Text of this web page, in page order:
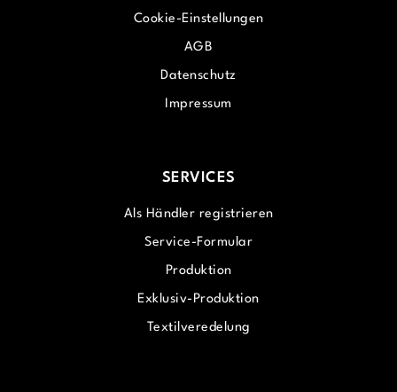
Cookie-Einstellungen
AGB
Datenschutz
Impressum
SERVICES
Als Händler registrieren
Service-Formular
Produktion
Exklusiv-Produktion
Textilveredelung